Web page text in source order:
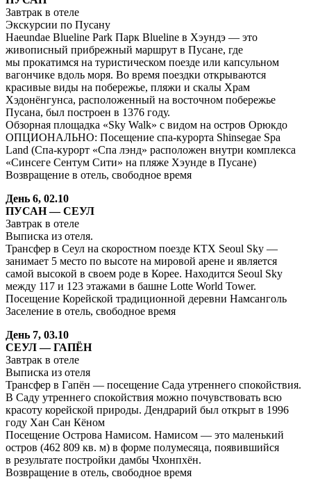
Завтрак в отеле
Экскурсии по Пусану
Haeundae Blueline Park Парк Blueline в Хэундэ — это
живописный прибрежный маршрут в Пусане, где
мы прокатимся на туристическом поезде или капсульном
вагончике вдоль моря. Во время поездки открываются
красивые виды на побережье, пляжи и скалы Храм
Хэдонёнгунса, расположенный на восточном побережье
Пусана, был построен в 1376 году.
Обзорная площадка «Sky Walk» с видом на остров Орюкдо
ОПЦИОНАЛЬНО: Посещение спа-курорта Shinsegae Spa
Land (Спа-курорт «Спа лэнд» расположен внутри комплекса
«Синсеге Сентум Сити» на пляже Хэунде в Пусане)
Возвращение в отель, свободное время
День 6, 02.10
ПУСАН — СЕУЛ
Завтрак в отеле
Выписка из отеля.
Трансфер в Cеул на скоростном поезде КТХ Seoul Sky —
занимает 5 место по высоте на мировой арене и является
самой высокой в своем роде в Корее. Находится Seoul Sky
между 117 и 123 этажами в башне Lotte World Tower.
Посещение Корейской традиционной деревни Намсанголь
Заселение в отель, свободное время
День 7, 03.10
СЕУЛ — ГАПЁН
Завтрак в отеле
Выписка из отеля
Трансфер в Гапён — посещение Сада утреннего спокойствия.
В Саду утреннего спокойствия можно почувствовать всю
красоту корейской природы. Дендрарий был открыт в 1996
году Хан Сан Кёном
Посещение Острова Намисом. Намисом — это маленький
остров (462 809 кв. м) в форме полумесяца, появившийся
в результате постройки дамбы Чхонпхён.
Возвращение в отель, свободное время